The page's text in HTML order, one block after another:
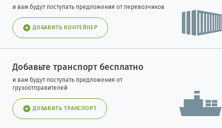
и вам будут поступать предложения от перевозчиков
ДОБАВИТЬ КОНТЕЙНЕР
Добавьте транспорт бесплатно
и вам будут поступать предложения от
грузоотправителей
ДОБАВИТЬ ТРАНСПОРТ